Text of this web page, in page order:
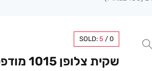
SOLD: 5 / 0